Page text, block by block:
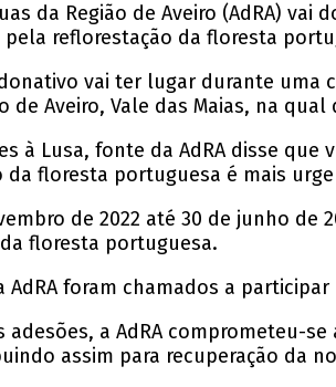
da Região de Aveiro (AdRA)
reflorestação da floresta
vai ter lugar durante uma
de Aveiro, Vale das Maias, na
à Lusa, fonte da AdRA disse
da floresta portuguesa é mais
de 2022 até 30 de junho de
floresta portuguesa.
AdRA foram chamados a
adesões, a AdRA comprometeu-
assim para recuperação da